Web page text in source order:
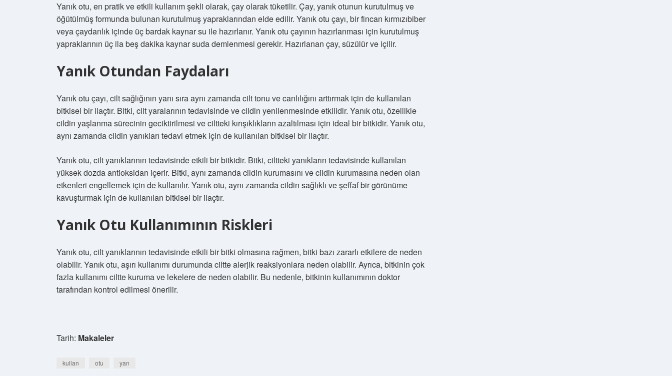
Yanık otu, en pratik ve etkili kullanım şekli olarak, çay olarak tüketilir. Çay, yanık otunun kurutulmuş ve
öğütülmüş formunda bulunan kurutulmuş yapraklarından elde edilir. Yanık otu çayı, bir fincan kırmızıbiber
veya çaydanlık içinde üç bardak kaynar su ile hazırlanır. Yanık otu çayının hazırlanması için kurutulmuş
yapraklarının üç ila beş dakika kaynar suda demlenmesi gerekir. Hazırlanan çay, süzülür ve içilir.
Yanık Otundan Faydaları
Yanık otu çayı, cilt sağlığının yanı sıra aynı zamanda cilt tonu ve canlılığını arttırmak için de kullanılan
bitkisel bir ilaçtır. Bitki, cilt yaralarının tedavisinde ve cildin yenilenmesinde etkilidir. Yanık otu, özellikle
cildin yaşlanma sürecinin geciktirilmesi ve ciltteki kırışıklıkların azaltılması için ideal bir bitkidir. Yanık otu,
aynı zamanda cildin yanıkları tedavi etmek için de kullanılan bitkisel bir ilaçtır.
Yanık otu, cilt yanıklarının tedavisinde etkili bir bitkidir. Bitki, ciltteki yanıkların tedavisinde kullanılan
yüksek dozda antioksidan içerir. Bitki, aynı zamanda cildin kurumasını ve cildin kurumasına neden olan
etkenleri engellemek için de kullanılır. Yanık otu, aynı zamanda cildin sağlıklı ve şeffaf bir görünüme
kavuşturmak için de kullanılan bitkisel bir ilaçtır.
Yanık Otu Kullanımının Riskleri
Yanık otu, cilt yanıklarının tedavisinde etkili bir bitki olmasına rağmen, bitki bazı zararlı etkilere de neden
olabilir. Yanık otu, aşırı kullanımı durumunda ciltte alerjik reaksiyonlara neden olabilir. Ayrıca, bitkinin çok
fazla kullanımı ciltte kuruma ve lekelere de neden olabilir. Bu nedenle, bitkinin kullanımının doktor
tarafından kontrol edilmesi önerilir.
Tarih: Makaleler
kullan otu yan